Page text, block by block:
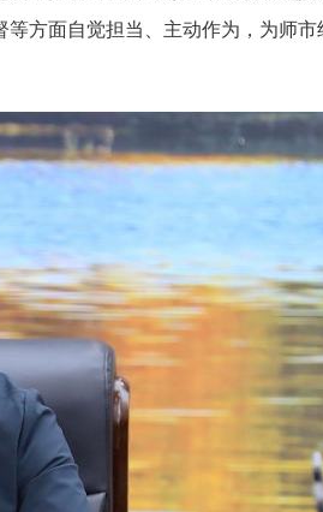
方面自觉担当、主动作为，为师市